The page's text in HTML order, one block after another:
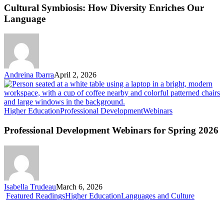
How
Cultural Symbiosis: How Diversity Enriches Our
Language
Andreina IbarraApril 2, 2026
Higher EducationProfessional DevelopmentWebinarsProfessional
Webinars
for
Professional Development Webinars for Spring 2026
Isabella TrudeauMarch 6, 2026
Featured ReadingsHigher EducationLanguages and CultureWhy